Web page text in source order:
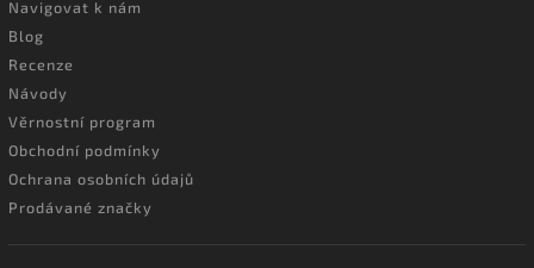
Navigovat k nám
Blog
Recenze
Návody
Věrnostní program
Obchodní podmínky
Ochrana osobních údajů
Prodávané značky